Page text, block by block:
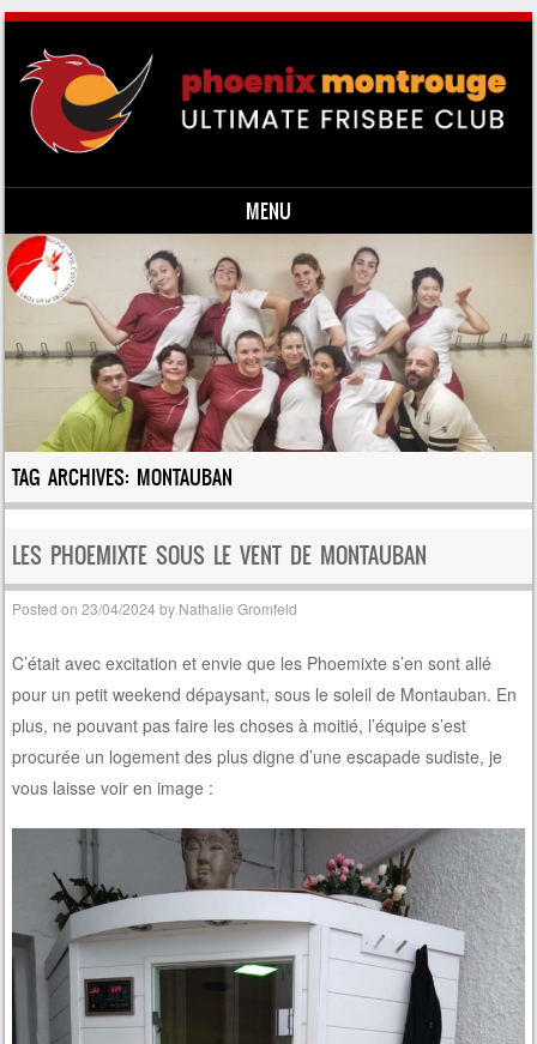
MENU
Skip to content
TAG ARCHIVES: MONTAUBAN
LES PHOEMIXTE SOUS LE VENT DE MONTAUBAN
Posted on23/04/2024 by Nathalie Gromfeld
C’était avec excitation et envie que les Phoemixte s’en sont allé
pour un petit weekend dépaysant, sous le soleil de Montauban. En
plus, ne pouvant pas faire les choses à moitié, l’équipe s’est
procurée un logement des plus digne d’une escapade sudiste, je
vous laisse voir en image :